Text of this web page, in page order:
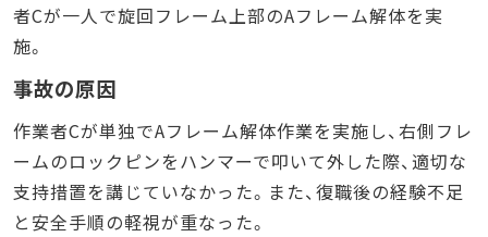
者Cが一人で旋回フレーム上部のAフレーム解体を実
施。
事故の原因
作業者Cが単独でAフレーム解体作業を実施し、右側フレ
ームのロックピンをハンマーで叩いて外した際、適切な
支持措置を講じていなかった。また、復職後の経験不足
と安全手順の軽視が重なった。